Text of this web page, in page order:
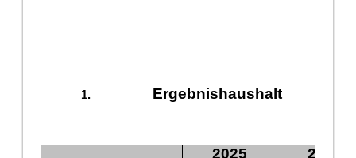
Ergebnishaushalt
2025 2026